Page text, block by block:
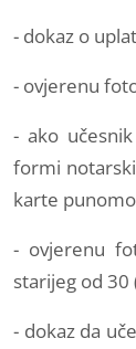
- dokaz o
- ovjerenu
- ako
formi
karte
- ovjerenu
starijeg od 30
- dokaz da